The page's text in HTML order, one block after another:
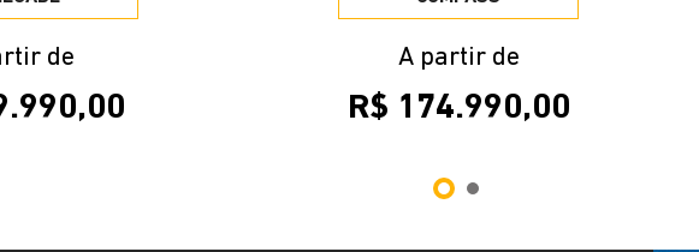
de A partir de
R$ 174.990,00